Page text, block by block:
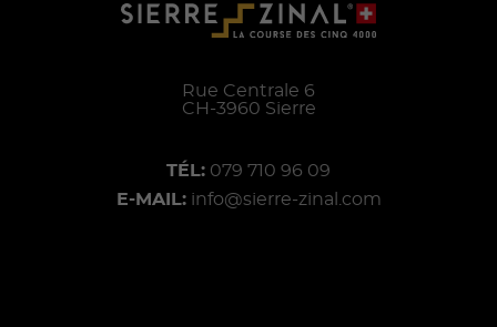
Rue Centrale 6
CH-3960 Sierre
TÉL: 079 710 96 09
E-MAIL: info@sierre-zinal.com